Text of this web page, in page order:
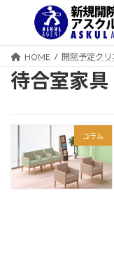
HOME 開院予定ク
待合室家具
コラム